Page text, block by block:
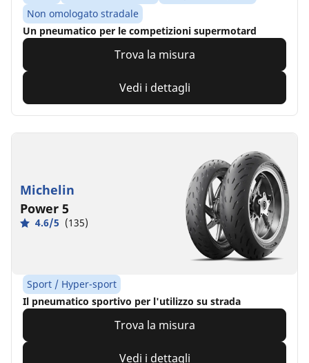
Non omologato stradale
Un pneumatico per le competizioni supermotard
Trova la misura
Vedi i dettagli
Michelin
Power 5
4.6/5 (135)
Sport / Hyper-sport
Il pneumatico sportivo per l'utilizzo su strada
Trova la misura
Vedi i dettagli